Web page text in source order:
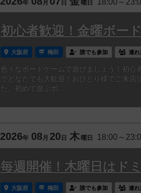
年 月 日 曜日
初心者歓迎！金曜ボー
大阪府 梅田 誰でも参加 連れ
色々なボードゲームで遊びましょう！初心
でどなたでも大歓迎！おひとり様でご来店
た、初めて遊ぶボ...
2026年 08月 20 日 木 曜日 18:00～
毎週開催！木曜日はド
大阪府 梅田 誰でも参加 連れ